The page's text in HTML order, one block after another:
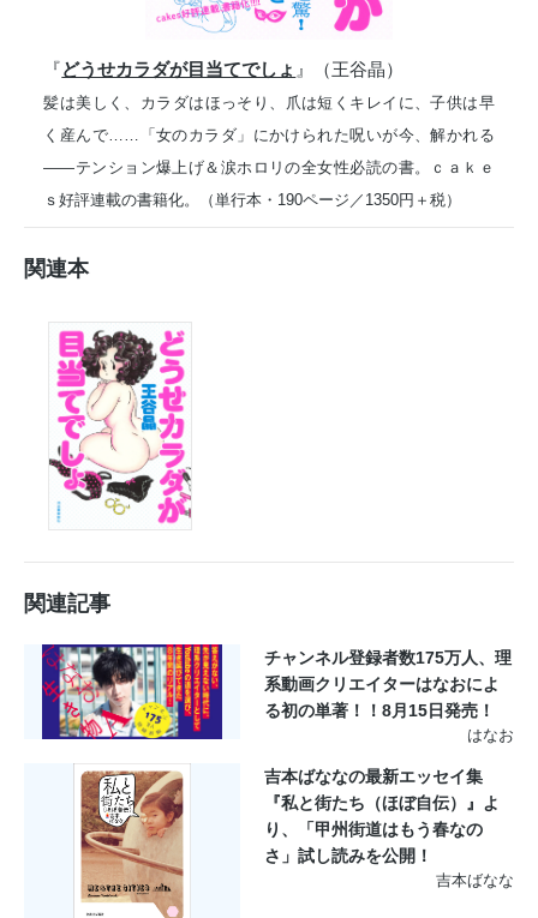
『どうせカラダが目当てでしょ 』（王谷晶）
髪は美しく、カラダはほっそり、爪は短くキレイに、子供は早
く産んで……「女のカラダ」にかけられた呪いが今、解かれる
――テンション爆上げ＆涙ホロリの全女性必読の書。ｃａｋｅ
ｓ好評連載の書籍化。（単行本・190ページ／1350円＋税）
関連本
関連記事
チャンネル登録者数175万人、理
系動画クリエイターはなおによ
る初の単著！！8月15日発売！
はなお
吉本ばななの最新エッセイ集
『私と街たち（ほぼ自伝）』よ
り、「甲州街道はもう春なの
さ」試し読みを公開！
吉本ばなな